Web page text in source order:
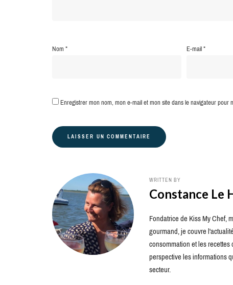
Nom* E-mail*
Enregistrer mon nom, mon e-mail et mon site dans le navigateur pour
WRITTEN BY
Constance Le
Fondatrice de Kiss My Chef,
gourmand, je couvre
consommation et les
perspective les informations
secteur.